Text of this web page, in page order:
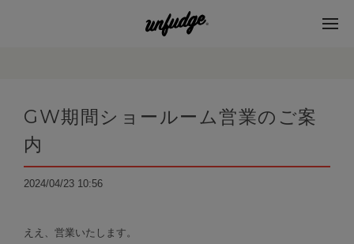
GW期間ショールーム営業のご案
内
2024/04/23 10:56
ええ、営業いたします。